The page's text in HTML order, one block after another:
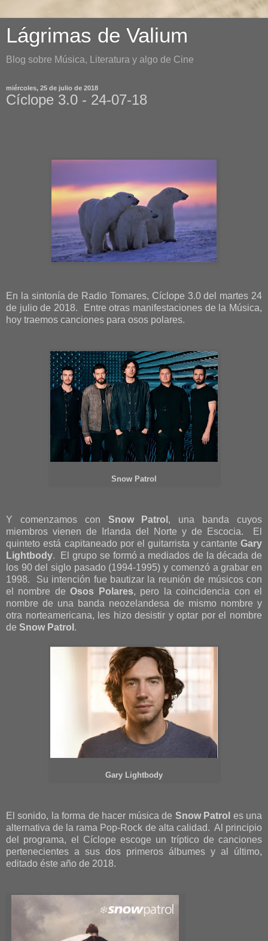
Lágrimas de Valium
Blog sobre Música, Literatura y algo de Cine
miércoles, 25 de julio de 2018
Cíclope 3.0 - 24-07-18
En la sintonía de Radio Tomares, Cíclope 3.0 del martes 24
de julio de 2018. Entre otras manifestaciones de la Música,
hoy traemos canciones para osos polares.
Snow Patrol
Y comenzamos con Snow Patrol , una banda cuyos
miembros vienen de Irlanda del Norte y de Escocia. El
quinteto está capitaneado por el guitarrista y cantante Gary
Lightbody. El grupo se formó a mediados de la década de
los 90 del siglo pasado (1994-1995) y comenzó a grabar en
1998. Su intención fue bautizar la reunión de músicos con
el nombre deOsos Polares, pero la coincidencia con el
nombre de una banda neozelandesa de mismo nombre y
otra norteamericana, les hizo desistir y optar por el nombre
de Snow Patrol .
Gary Lightbody
El sonido, la forma de hacer música de Snow Patrol es una
alternativa de la rama Pop-Rock de alta calidad. Al principio
del programa, el Cíclope escoge un tríptico de canciones
pertenecientes a sus dos primeros álbumes y al último,
editado éste año de 2018.